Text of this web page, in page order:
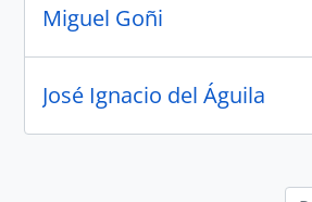
Miguel Goñi
José Ignacio del Águila